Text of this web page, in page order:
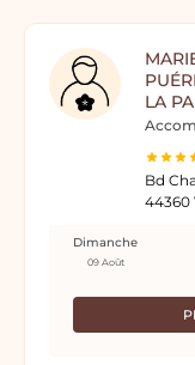
LA
Bd
44360
Dimanche
09 Août